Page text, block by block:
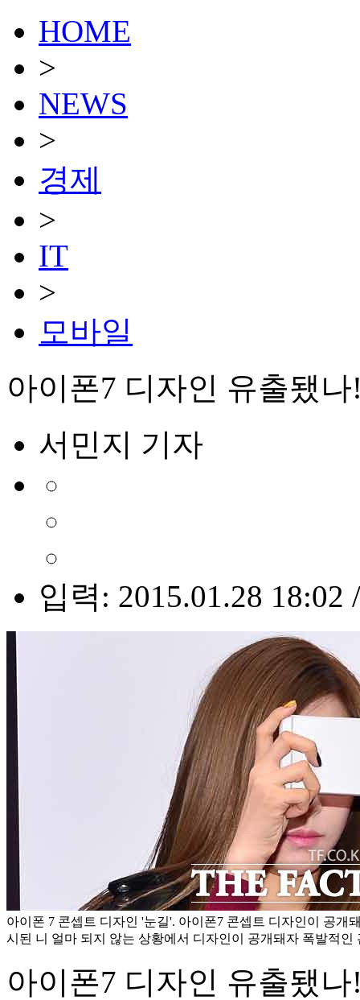
HOME
>
NEWS
>
경제
>
IT
>
모바일
아이폰7 디자인 유출됐
서민지 기자
입력: 2015.01.28 18:02
아이폰 7 콘셉트 디자인 '눈길'. 아이폰7 콘셉트 디자인이 공개
시된 니 얼마 되지 않는 상황에서 디자인이 공개돼자 폭발적인
아이폰7 디자인 유출됐